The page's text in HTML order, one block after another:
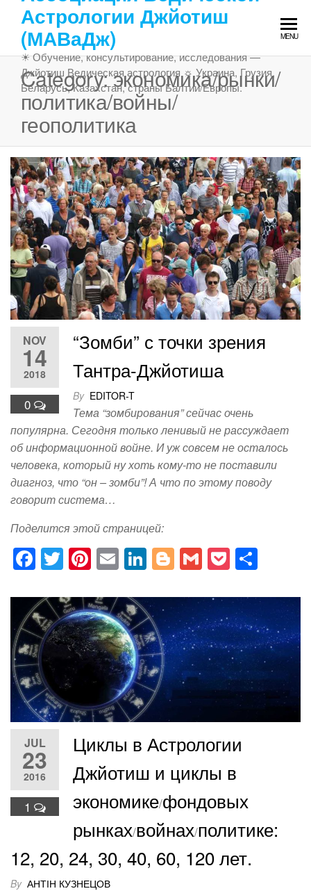
content
Астрологии Джйотиш
(МАВаДж)
☀ Обучение, консультирование, исследования —
Джйотиш Ведическая астрология ☼ Украина, Грузия,
Беларусь, Казахстан, страны Балтии/Европы.
MENU
Category:экономика/рынки/
политика/войны/
геополитика
NOV
14
2018
0
“Зомби” с точки зрения
Тантра-Джйотиша
By EDITOR-T
Тема “зомбирования” сейчас очень
популярна. Сегодня только ленивый не рассуждает
об информационной войне. И уж совсем не осталось
человека, который ну хоть кому-то не поставили
диагноз, что “он – зомби”! А что по этому поводу
говорит система…
Поделится этой страницей:
F
a
c
e
b
o
o
k
T
wi
tt
er
Pi
nt
er
e
st
E
m
ail
Li
n
k
e
dI
n
Bl
o
g
g
er
G
m
ail
P
o
ck
et
ar
e
JUL
23
2016
1
Циклы в Астрологии
Джйотиш и циклы в
экономике/фондовых
рынках/войнах/политике:
12, 20, 24, 30, 40, 60, 120 лет.
By АНТІН КУЗНЕЦОВ